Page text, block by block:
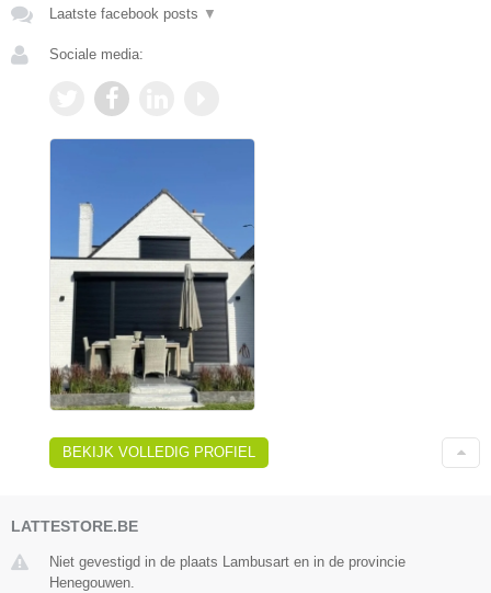
Laatste facebook posts ▼
Sociale media:
BEKIJK VOLLEDIG PROFIEL
LATTESTORE.BE
Niet gevestigd in de plaats Lambusart en in de provincie
Henegouwen.